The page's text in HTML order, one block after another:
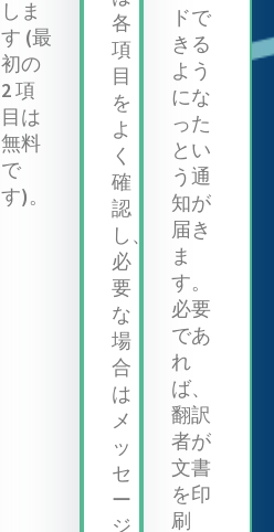
しま
す (最
初の
2 項
目は
無料
で
す)。
各
項
目
を
よ
く
確
認
し、
必
要
な
場
合
は
メ
ッ
セ
ー
ジ
ドで
きる
よう
にな
った
とい
う通
知が
届き
ま
す。
必要
であ
れ
ば、
翻訳
者が
文書
を印
刷